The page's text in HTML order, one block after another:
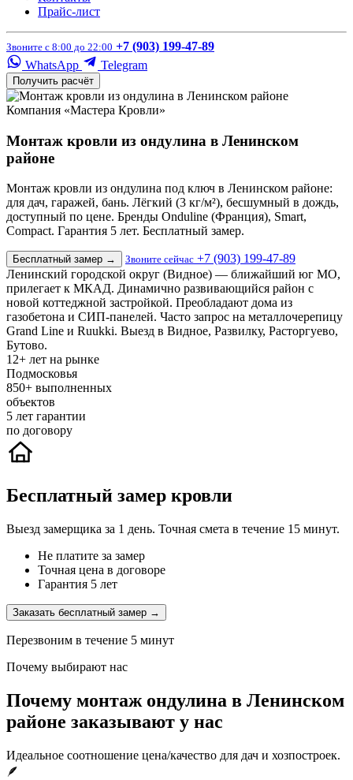
Прайс-лист
Звоните с 8:00 до 22:00 +7 (903) 199-47-89
WhatsApp
Telegram
Получить расчёт
Компания «Мастера Кровли»
Монтаж кровли из ондулина в Ленинском
районе
Монтаж кровли из ондулина под ключ в Ленинском районе:
для дач, гаражей, бань. Лёгкий (3 кг/м²), бесшумный в дождь,
доступный по цене. Бренды Onduline (Франция), Smart,
Compact. Гарантия 5 лет. Бесплатный замер.
Бесплатный замер → Звоните сейчас +7 (903) 199-47-89
Ленинский городской округ (Видное) — ближайший юг МО,
прилегает к МКАД. Динамично развивающийся район с
новой коттеджной застройкой. Преобладают дома из
газобетона и СИП-панелей. Часто запрос на металлочерепицу
Grand Line и Ruukki. Выезд в Видное, Развилку, Расторгуево,
Бутово.
12+ лет на рынке
Подмосковья
850+ выполненных
объектов
5 лет гарантии
по договору
Бесплатный замер кровли
Выезд замерщика за 1 день. Точная смета в течение 15 минут.
Не платите за замер
Точная цена в договоре
Гарантия 5 лет
Заказать бесплатный замер →
Перезвоним в течение 5 минут
Почему выбирают нас
Почему монтаж ондулина в Ленинском
районе заказывают у нас
Идеальное соотношение цена/качество для дач и хозпостроек.
🪶